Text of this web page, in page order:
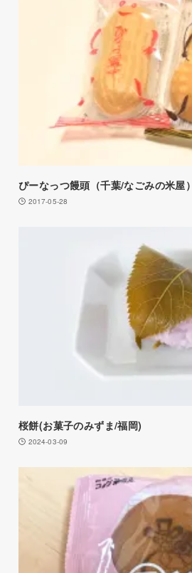
ぴーなっつ饅頭（千葉/なごみの米屋）
2017-05-28
桜餅(お菓子のみずま/福岡)
2024-03-09